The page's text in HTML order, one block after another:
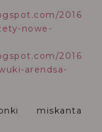
2016
nowe-
2016
arendsa-
miskanta